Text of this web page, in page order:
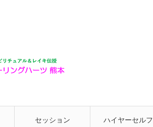
セッション ハイヤーセルフ